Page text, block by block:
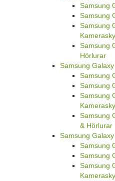
Samsung
Samsung
Samsung
Samsung
Hörlurar
Samsung
Samsung
Samsung
Samsung
Samsung
& Hörlurar
Samsung
Samsung
Samsung
Samsung